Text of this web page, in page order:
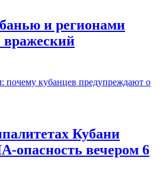
и регионами
вражеский
Кубани
опасность вечером 6